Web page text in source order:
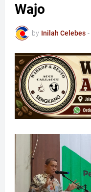
Wajo
by Inilah Celebes -